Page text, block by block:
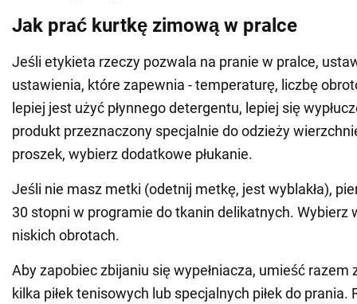
Jak prać kurtkę zimową w pralce
Jeśli etykieta rzeczy pozwala na pranie w pralce,
ustawienia, które zapewnia - temperaturę, liczbę
lepiej jest użyć płynnego detergentu, lepiej się
produkt przeznaczony specjalnie do odzieży
proszek, wybierz dodatkowe płukanie.
Jeśli nie masz metki (odetnij metkę, jest wyblakła),
30 stopni w programie do tkanin delikatnych. Wybierz
niskich obrotach.
Aby zapobiec zbijaniu się wypełniacza, umieść razem
kilka piłek tenisowych lub specjalnych piłek do prania.